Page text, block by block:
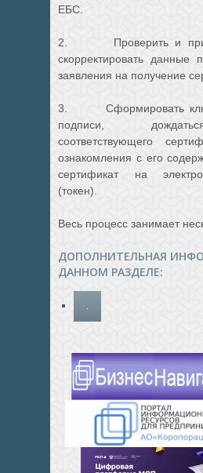
ЕБС.
2. Проверить и при
скорректировать данные
заявления на получение
3. Сформировать
подписи,
соответствующего
ознакомления с его
сертификат на
(токен).
Весь процесс занимает
ДОПОЛНИТЕЛЬНАЯ
ДАННОМ РАЗДЕЛЕ:
.